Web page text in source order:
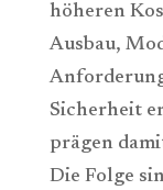
höheren
Ausbau,
Sicherheit
prägen
Die Folge